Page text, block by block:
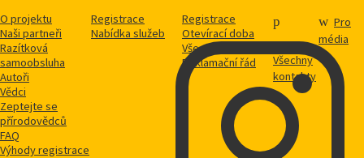
O projektu
Naši partneři
Razítková
samoobsluha
Autoři
Vědci
Zeptejte se
přírodovědců
FAQ
Výhody registrace
Registrace
Nabídka služeb
Registrace
Otevírací doba
Vše o nákupu
Reklamační řád
Všechny
kontakty
Pro
média